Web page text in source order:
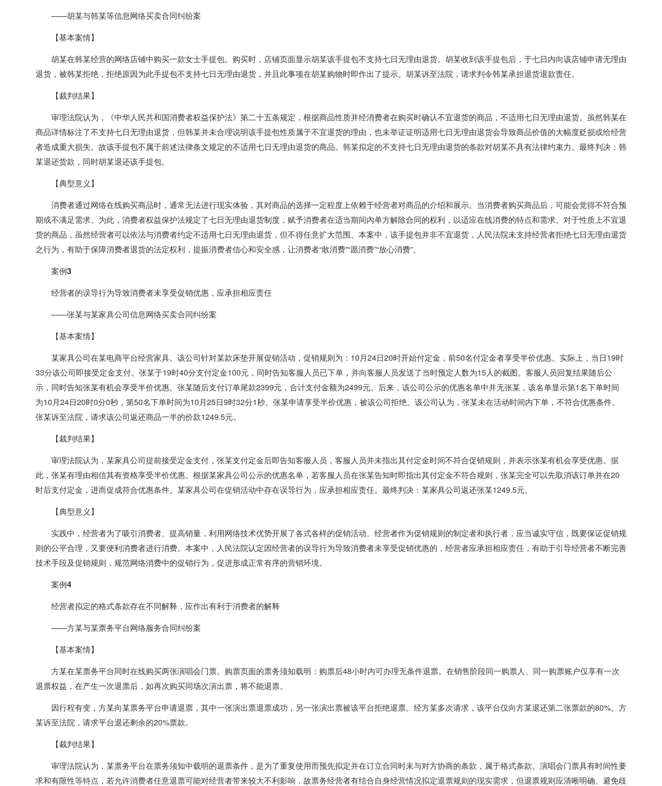
——胡某与韩某等信息网络买卖合同纠纷案
【基本案情】
胡某在韩某经营的网络店铺中购买一款女士手提包。购买时，店铺页面显示胡某该手提包不支持七日无理由退货。胡某收到该手提包后，于七日内向该店铺申请无理由
退货，被韩某拒绝，拒绝原因为此手提包不支持七日无理由退货，并且此事项在胡某购物时即作出了提示。胡某诉至法院，请求判令韩某承担退货退款责任。
【裁判结果】
审理法院认为，《中华人民共和国消费者权益保护法》第二十五条规定，根据商品性质并经消费者在购买时确认不宜退货的商品，不适用七日无理由退货。虽然韩某在
商品详情标注了不支持七日无理由退货，但韩某并未合理说明该手提包性质属于不宜退货的理由，也未举证证明适用七日无理由退货会导致商品价值的大幅度贬损或给经营
者造成重大损失。故该手提包不属于前述法律条文规定的不适用七日无理由退货的商品。韩某拟定的不支持七日无理由退货的条款对胡某不具有法律约束力。最终判决：韩
某退还货款，同时胡某退还该手提包。
【典型意义】
消费者通过网络在线购买商品时，通常无法进行现实体验，其对商品的选择一定程度上依赖于经营者对商品的介绍和展示。当消费者购买商品后，可能会觉得不符合预
期或不满足需求。为此，消费者权益保护法规定了七日无理由退货制度，赋予消费者在适当期间内单方解除合同的权利，以适应在线消费的特点和需求。对于性质上不宜退
货的商品，虽然经营者可以依法与消费者约定不适用七日无理由退货，但不得任意扩大范围。本案中，该手提包并非不宜退货，人民法院未支持经营者拒绝七日无理由退货
之行为，有助于保障消费者退货的法定权利，提振消费者信心和安全感，让消费者“敢消费”“愿消费”“放心消费”。
案例3
经营者的误导行为导致消费者未享受促销优惠，应承担相应责任
——张某与某家具公司信息网络买卖合同纠纷案
【基本案情】
某家具公司在某电商平台经营家具。该公司针对某款床垫开展促销活动，促销规则为：10月24日20时开始付定金，前50名付定金者享受半价优惠。实际上，当日19时
33分该公司即接受定金支付。张某于19时40分支付定金100元，同时告知客服人员已下单，并向客服人员发送了当时预定人数为15人的截图。客服人员回复结果随后公
示，同时告知张某有机会享受半价优惠。张某随后支付订单尾款2399元，合计支付金额为2499元。后来，该公司公示的优惠名单中并无张某，该名单显示第1名下单时间
为10月24日20时0分0秒，第50名下单时间为10月25日9时32分1秒。张某申请享受半价优惠，被该公司拒绝。该公司认为，张某未在活动时间内下单，不符合优惠条件。
张某诉至法院，请求该公司返还商品一半的价款1249.5元。
【裁判结果】
审理法院认为，某家具公司提前接受定金支付，张某支付定金后即告知客服人员，客服人员并未指出其付定金时间不符合促销规则，并表示张某有机会享受优惠。据
此，张某有理由相信其有资格享受半价优惠。根据某家具公司公示的优惠名单，若客服人员在张某告知时即指出其付定金不符合规则，张某完全可以先取消该订单并在20
时后支付定金，进而促成符合优惠条件。某家具公司在促销活动中存在误导行为，应承担相应责任。最终判决：某家具公司返还张某1249.5元。
【典型意义】
实践中，经营者为了吸引消费者、提高销量，利用网络技术优势开展了各式各样的促销活动。经营者作为促销规则的制定者和执行者，应当诚实守信，既要保证促销规
则的公平合理，又要便利消费者进行消费。本案中，人民法院认定因经营者的误导行为导致消费者未享受促销优惠的，经营者应承担相应责任，有助于引导经营者不断完善
技术手段及促销规则，规范网络消费中的促销行为，促进形成正常有序的营销环境。
案例4
经营者拟定的格式条款存在不同解释，应作出有利于消费者的解释
——方某与某票务平台网络服务合同纠纷案
【基本案情】
方某在某票务平台同时在线购买两张演唱会门票。购票页面的票务须知载明：购票后48小时内可办理无条件退票。在销售阶段同一购票人、同一购票账户仅享有一次
退票权益，在产生一次退票后，如再次购买同场次演出票，将不能退票。
因行程有变，方某向某票务平台申请退票，其中一张演出票退票成功，另一张演出票被该平台拒绝退票。经方某多次请求，该平台仅向方某退还第二张票款的80%。方
某诉至法院，请求平台退还剩余的20%票款。
【裁判结果】
审理法院认为，某票务平台在票务须知中载明的退票条件，是为了重复使用而预先拟定并在订立合同时未与对方协商的条款，属于格式条款。演唱会门票具有时间性要
求和有限性等特点，若允许消费者任意退票可能对经营者带来较大不利影响，故票务经营者有结合自身经营情况拟定退票规则的现实需求，但退票规则应清晰明确、避免歧